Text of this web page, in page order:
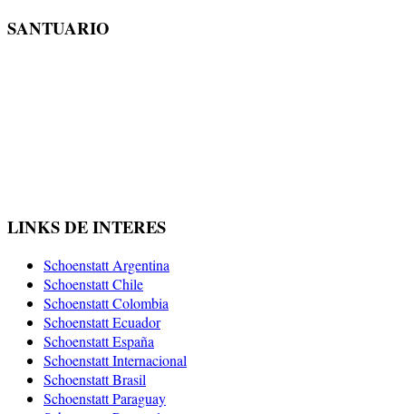
SANTUARIO
LINKS DE INTERES
Schoenstatt Argentina
Schoenstatt Chile
Schoenstatt Colombia
Schoenstatt Ecuador
Schoenstatt España
Schoenstatt Internacional
Schoenstatt Brasil
Schoenstatt Paraguay